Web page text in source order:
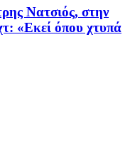
Νατσιός, στην
«Εκεί όπου χτυπά